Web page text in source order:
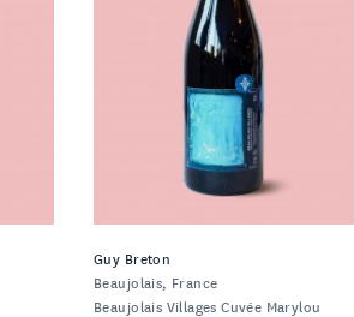
Guy Breton
Beaujolais, France
Beaujolais Villages Cuvée Marylou